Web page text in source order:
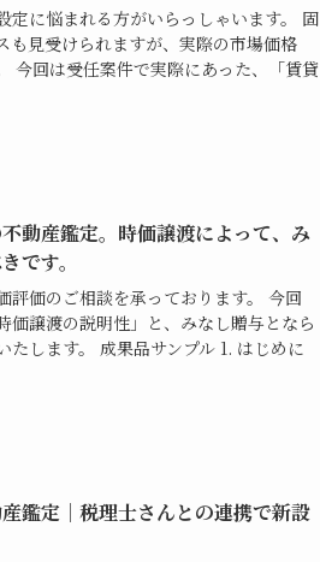
定に悩まれる方がいらっしゃいます。 固
も見受けられますが、実際の市場価格
今回は受任案件で実際にあった、「賃貸
動産鑑定。時価譲渡によって、み
です。
価のご相談を承っております。 今回
価譲渡の説明性」と、みなし贈与となら
します。 成果品サンプル 1. はじめに
産鑑定│税理士さんとの連携で新設